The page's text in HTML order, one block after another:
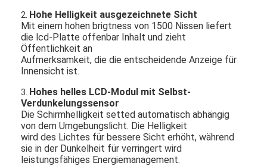
2. Hohe Helligkeit ausgezeichnete Sicht
Mit einem hohen brigtness von 1500 Nissen liefert
die lcd-Platte offenbar Inhalt und zieht
Öffentlichkeit an
Aufmerksamkeit, die die entscheidende Anzeige für
Innensicht ist.
3. Hohes helles LCD-Modul mit Selbst-
Verdunkelungssensor
Die Schirmhelligkeit setted automatisch abhängig
von dem Umgebungslicht. Die Helligkeit
wird des Lichtes für bessere Sicht erhöht, während
sie in der Dunkelheit für verringert wird
leistungsfähiges Energiemanagement.